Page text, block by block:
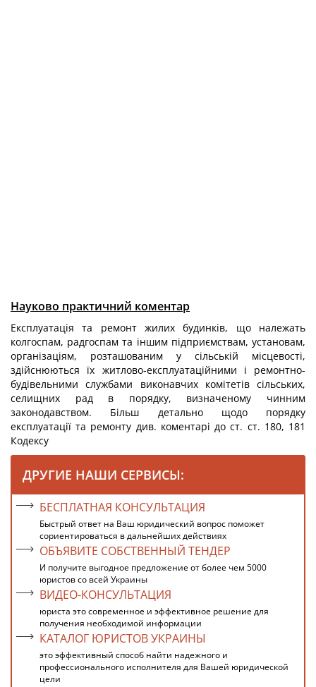
Науково практичний коментар
Експлуатація та ремонт жилих будинків, що належать
колгоспам, радгоспам та іншим підприємствам, установам,
організаціям, розташованим у сільській місцевості,
здійснюються їх житлово-експлуатаційними і ремонтно-
будівельними службами виконавчих комітетів сільських,
селищних рад в порядку, визначеному чинним
законодавством. Більш детально щодо порядку
експлуатації та ремонту див. коментарі до ст. ст. 180, 181
Кодексу
ДРУГИЕ НАШИ СЕРВИСЫ:
БЕСПЛАТНАЯ КОНСУЛЬТАЦИЯ
Быстрый ответ на Ваш юридический вопрос поможет
сориентироваться в дальнейших действиях
ОБЪЯВИТЕ СОБСТВЕННЫЙ ТЕНДЕР
И получите выгодное предложение от более чем 5000
юристов со всей Украины
ВИДЕО-КОНСУЛЬТАЦИЯ
юриста это современное и эффективное решение для
получения необходимой информации
КАТАЛОГ ЮРИСТОВ УКРАИНЫ
это эффективный способ найти надежного и
профессионального исполнителя для Вашей юридической
цели